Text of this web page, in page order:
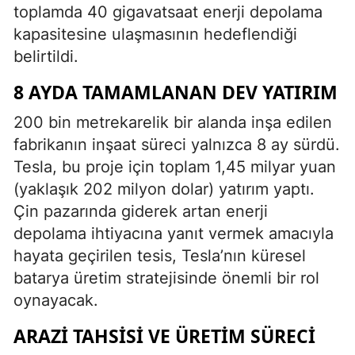
toplamda 40 gigavatsaat enerji depolama
kapasitesine ulaşmasının hedeflendiği
belirtildi.
8 AYDA TAMAMLANAN DEV YATIRIM
200 bin metrekarelik bir alanda inşa edilen
fabrikanın inşaat süreci yalnızca 8 ay sürdü.
Tesla, bu proje için toplam 1,45 milyar yuan
(yaklaşık 202 milyon dolar) yatırım yaptı.
Çin pazarında giderek artan enerji
depolama ihtiyacına yanıt vermek amacıyla
hayata geçirilen tesis, Tesla’nın küresel
batarya üretim stratejisinde önemli bir rol
oynayacak.
ARAZI TAHSISI VE ÜRETIM SÜRECI